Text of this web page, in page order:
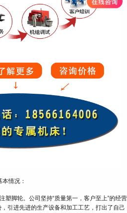
情况：
塑脚轮。公司坚持“质量第一，客户至上”的经营
引进先进的生产设备和加工工艺，打出了自己